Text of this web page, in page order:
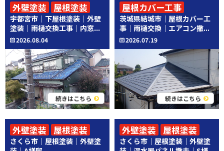
宇都宮市｜下屋根塗装｜外壁
塗装｜雨樋交換工事｜内窓...
2026.08.04
続きはこちら
外壁塗装
屋根塗装
その他工事
茨城県結城市｜屋根カバー工
事｜雨樋交換｜エアコン撤...
2026.07.19
続きはこちら
屋根カバー工事
その他工事
さくら市｜屋根塗装｜外壁塗
外壁塗装 屋根塗装
さくら市｜屋根塗装｜外壁塗
外壁塗装
屋根塗装
その他工事